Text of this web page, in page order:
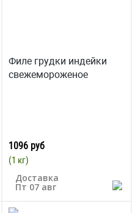
Филе грудки индейки
свежемороженое
1096 руб
(1 кг)
Доставка
Пт 07 авг